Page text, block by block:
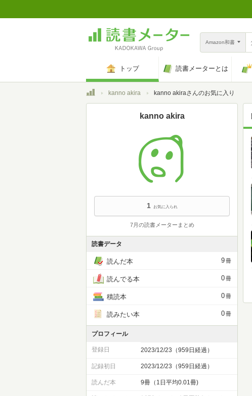
Amazon和書
トップ 読書メーターとは
トップkanno akira kanno akiraさんのお気に入り
kanno akira
1 お気に入られ
7月の読書メーターまとめ
読書データ
読んだ本 9冊
読んでる本 0冊
積読本 0冊
読みたい本 0冊
プロフィール
登録日 2023/12/23（959日経過）
記録初日 2023/12/23（959日経過）
読んだ本 9冊（1日平均0.01冊)